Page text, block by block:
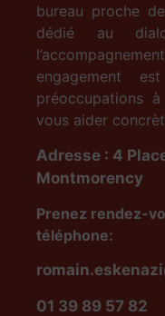
bureau proche
dédié au
engagement
préoccupations
vous aider
Adresse : 4
Montmorency
Prenez rendez-
téléphone:
01 39 89 57 82